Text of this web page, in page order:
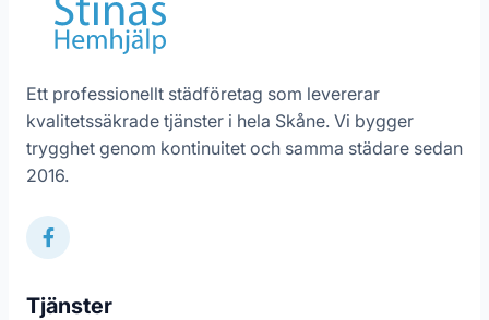
Ett professionellt städföretag som levererar
kvalitetssäkrade tjänster i hela Skåne. Vi bygger
trygghet genom kontinuitet och samma städare sedan
2016.
Tjänster